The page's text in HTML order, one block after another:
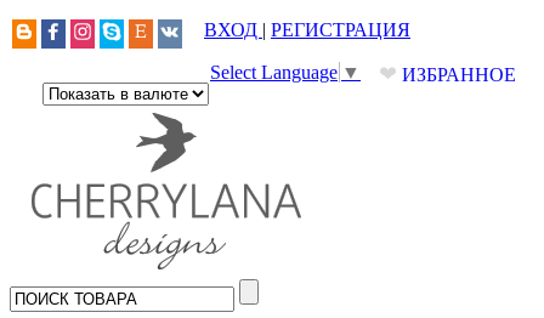
ВХОД | РЕГИСТРАЦИЯ
❤ ИЗБРАННОЕ
Select Language ▼